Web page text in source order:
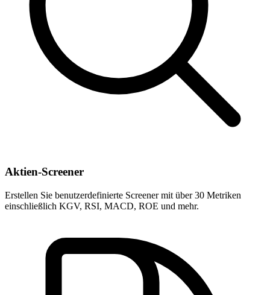
Aktien-Screener
Erstellen Sie benutzerdefinierte Screener mit über 30 Metriken
einschließlich KGV, RSI, MACD, ROE und mehr.